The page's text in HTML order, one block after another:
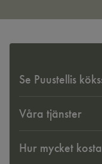
Se Puustellis
Våra tjänster
Hur mycket